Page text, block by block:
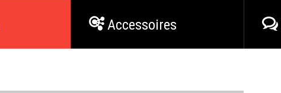
Accessoires